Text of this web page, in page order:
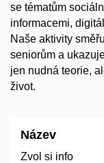
se tématům
informacemi,
Naše aktivity
seniorům a
jen nudná teorie,
život.
Název
Zvol si info